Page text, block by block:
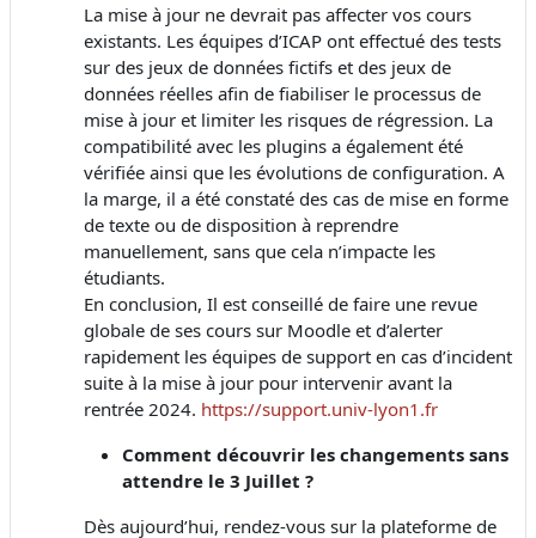
La mise à jour ne devrait pas affecter vos cours
existants. Les équipes d’ICAP ont effectué des tests
sur des jeux de données fictifs et des jeux de
données réelles afin de fiabiliser le processus de
mise à jour et limiter les risques de régression. La
compatibilité avec les plugins a également été
vérifiée ainsi que les évolutions de configuration. A
la marge, il a été constaté des cas de mise en forme
de texte ou de disposition à reprendre
manuellement, sans que cela n’impacte les
étudiants.
En conclusion, Il est conseillé de faire une revue
globale de ses cours sur Moodle et d’alerter
rapidement les équipes de support en cas d’incident
suite à la mise à jour pour intervenir avant la
rentrée 2024. https://support.univ-lyon1.fr
Comment découvrir les changements sans
attendre le 3 Juillet ?
Dès aujourd’hui, rendez-vous sur la plateforme de